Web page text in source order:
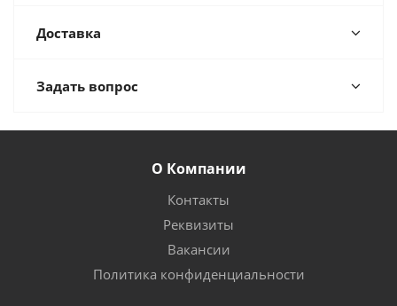
Доставка
Задать вопрос
О Компании
Контакты
Реквизиты
Вакансии
Политика конфиденциальности